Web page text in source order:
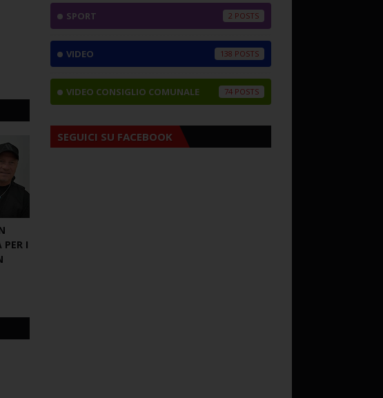
PER I
SPORT 2
VIDEO 138
VIDEO CONSIGLIO COMUNALE 74
SEGUICI SU FACEBOOK